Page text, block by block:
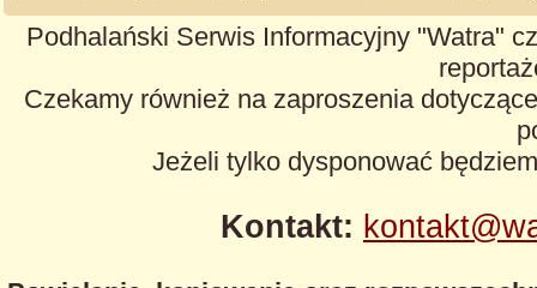
Podhalański Serwis Informacyjny "Watra"
Czekamy również na zaproszenia
Jeżeli tylko dysponować
Kontakt: